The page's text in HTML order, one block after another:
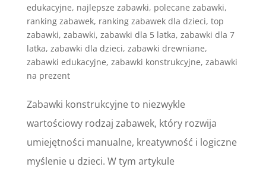
edukacyjne, najlepsze zabawki, polecane zabawki,
ranking zabawek, ranking zabawek dla dzieci, top
zabawki, zabawki, zabawki dla 5 latka, zabawki dla 7
latka, zabawki dla dzieci, zabawki drewniane,
zabawki edukacyjne, zabawki konstrukcyjne, zabawki
na prezent
Zabawki konstrukcyjne to niezwykle
wartościowy rodzaj zabawek, który rozwija
umiejętności manualne, kreatywność i logiczne
myślenie u dzieci. W tym artykule